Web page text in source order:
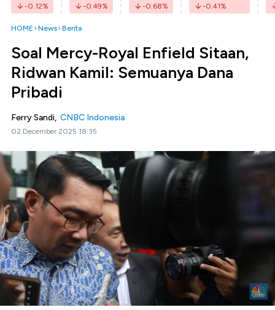
-0.12% -0.49% -0.68% -0.41%
HOME News Berita
Soal Mercy-Royal Enfield Sitaan,
Ridwan Kamil: Semuanya Dana
Pribadi
Ferry Sandi, CNBC Indonesia
02 December 2025 18:35